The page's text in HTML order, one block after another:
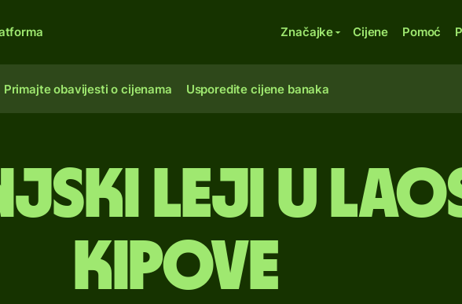
Značajke Cijene Pomoć
Primajte obavijesti o cijenama Usporedite cijene banaka
leji u
kipove